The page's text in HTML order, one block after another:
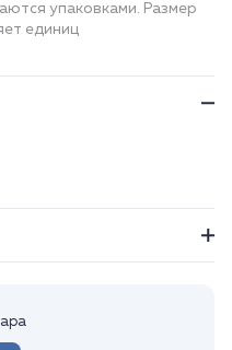
упаковками. Размер
единиц